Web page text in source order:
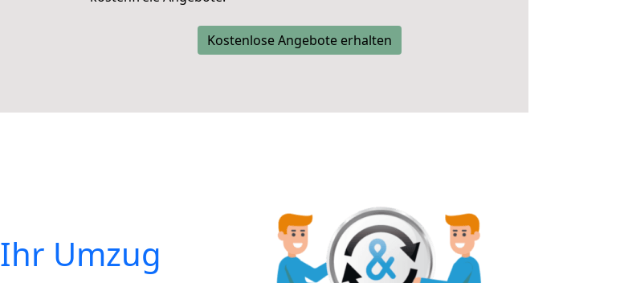
Kostenlose Angebote erhalten
Ihr Umzug